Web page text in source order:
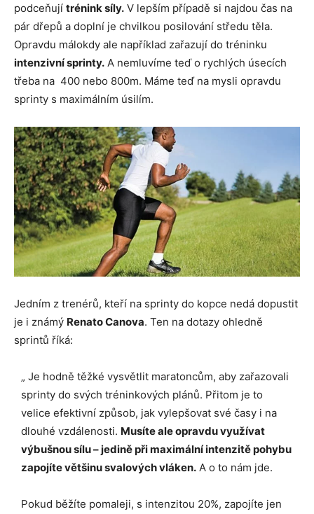
podceňují trénink síly. V lepším případě si najdou čas na
pár dřepů a doplní je chvilkou posilování středu těla.
Opravdu málokdy ale například zařazují do tréninku
intenzivní sprinty. A nemluvíme teď o rychlých úsecích
třeba na 400 nebo 800m. Máme teď na mysli opravdu
sprinty s maximálním úsilím.
Jedním z trenérů, kteří na sprinty do kopce nedá dopustit
je i známý Renato Canova. Ten na dotazy ohledně
sprintů říká:
„ Je hodně těžké vysvětlit maratoncům, aby zařazovali
sprinty do svých tréninkových plánů. Přitom je to
velice efektivní způsob, jak vylepšovat své časy i na
dlouhé vzdálenosti. Musíte ale opravdu využívat
výbušnou sílu – jedině při maximální intenzitě pohybu
zapojíte většinu svalových vláken. A o to nám jde.
Pokud běžíte pomaleji, s intenzitou 20%, zapojíte jen